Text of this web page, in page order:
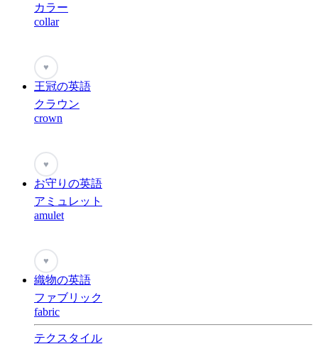
カラー
collar
♥
王冠の英語
クラウン
crown
♥
お守りの英語
アミュレット
amulet
♥
織物の英語
ファブリック
fabric
テクスタイル